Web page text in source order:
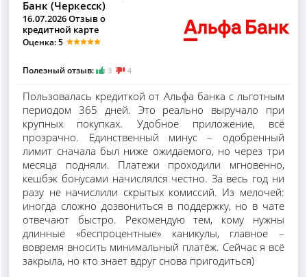
Банк (Черкесск)
16.07.2026 Отзыв о
кредитной карте
Оценка: 5
Полезный отзыв: 3 4
Пользовалась кредиткой от Альфа банка с льготным
периодом 365 дней. Это реально выручало при
крупных покупках. Удобное приложение, всё
прозрачно. Единственный минус – одобренный
лимит сначала был ниже ожидаемого, но через три
месяца подняли. Платежи проходили мгновенно,
кешбэк бонусами начислялся честно. За весь год ни
разу не начислили скрытых комиссий. Из мелочей:
иногда сложно дозвониться в поддержку, но в чате
отвечают быстро. Рекомендую тем, кому нужны
длинные «беспроцентные» каникулы, главное –
вовремя вносить минимальный платёж. Сейчас я всё
закрыла, но кто знает вдруг снова пригодиться)